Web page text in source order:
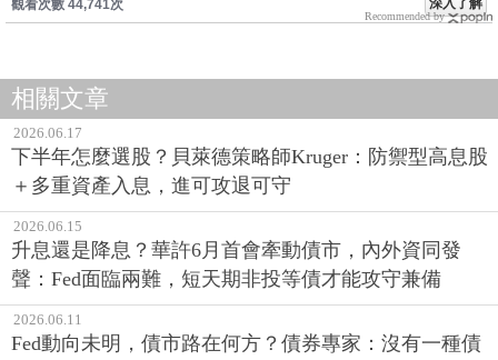
觀看次數 44,741次 深入了解
Recommended by
相關文章
2026.06.17
下半年怎麼選股？貝萊德策略師Kruger：防禦型高息股
＋多重資產入息，進可攻退可守
2026.06.15
升息還是降息？華許6月首會牽動債市，內外資同發
聲：Fed面臨兩難，短天期非投等債才能攻守兼備
2026.06.11
Fed動向未明，債市路在何方？債券專家：沒有一種債